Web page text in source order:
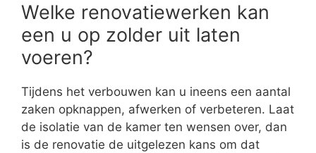
Welke renovatiewerken kan
een u op zolder uit laten
voeren?
Tijdens het verbouwen kan u ineens een aantal
zaken opknappen, afwerken of verbeteren. Laat
de isolatie van de kamer ten wensen over, dan
is de renovatie de uitgelezen kans om dat